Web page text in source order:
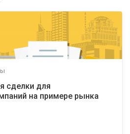
сделки для
на примере рынка